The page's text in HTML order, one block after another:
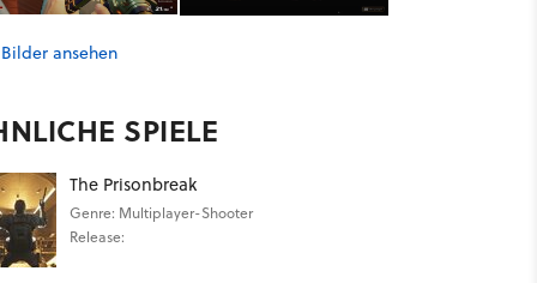
ansehen
SPIELE
The Prisonbreak
Genre: Multiplayer-Shooter
Release: